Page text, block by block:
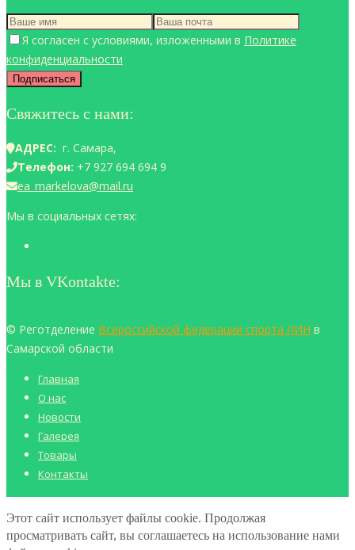
Я согласен с условиями, изложенными в Политике
конфиденциальности
Свяжитесь с нами:
АДРЕС: г. Самара,
Телефон: +7 927 694 694 9
ea_markelova@mail.ru
Мы в социальных сетях:
Мы в VKontakte:
© Реготделение Всероссийской федерации спорта ЛИН в
Самарской области
Главная
О нас
Новости
Галерея
Товары
Контакты
Этот сайт использует файлы cookie. Продолжая
просматривать сайт, вы соглашаетесь на использование нами